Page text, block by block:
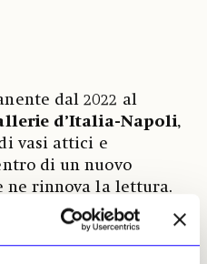
dal 2022 al
d’Italia-Napoli,
vasi attici e
di un nuovo
ne rinnova la lettura.
di confronti con
dal Museo